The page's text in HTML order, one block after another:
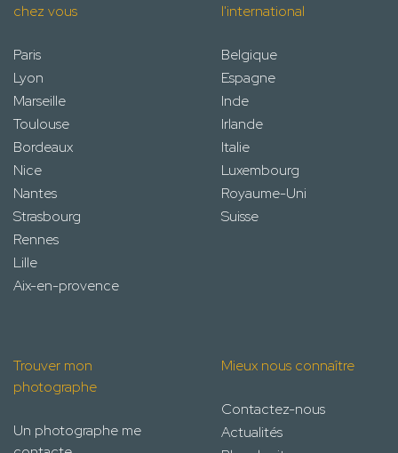
chez vous
Paris
Lyon
Marseille
Toulouse
Bordeaux
Nice
Nantes
Strasbourg
Rennes
Lille
Aix-en-provence
l'international
Belgique
Espagne
Inde
Irlande
Italie
Luxembourg
Royaume-Uni
Suisse
Trouver mon
photographe
Un photographe me
Mieux nous connaître
Contactez-nous
Actualités